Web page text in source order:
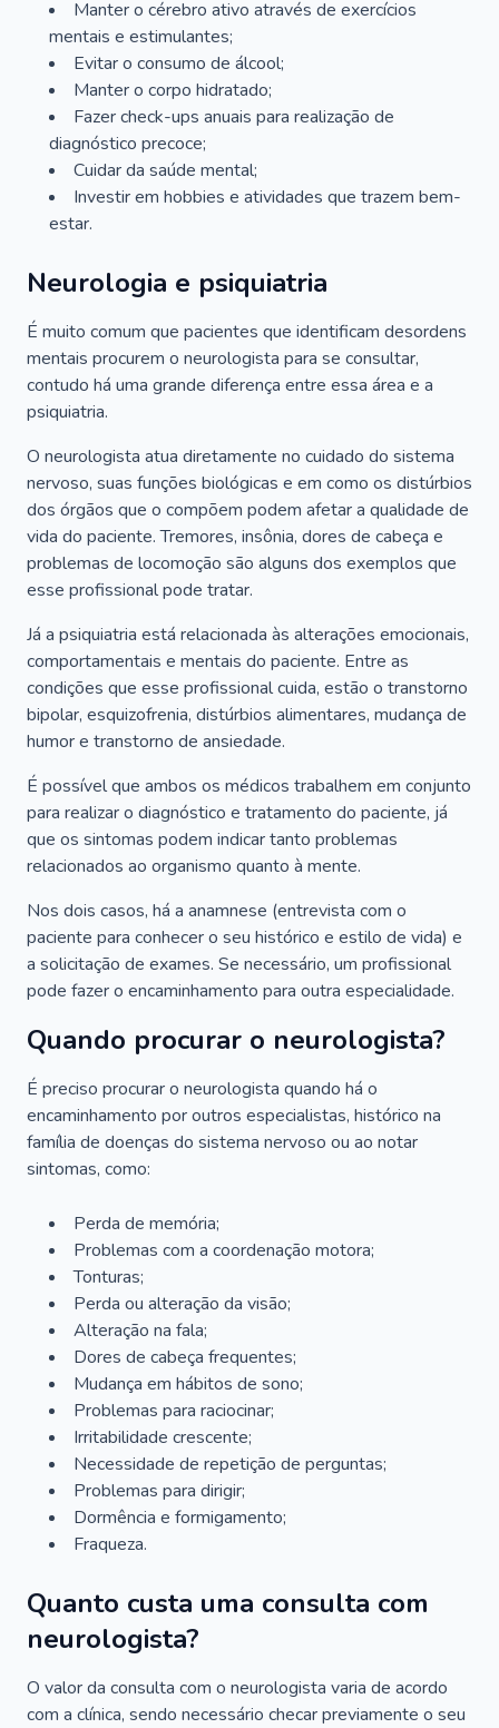
Manter o cérebro ativo através de exercícios
mentais e estimulantes;
Evitar o consumo de álcool;
Manter o corpo hidratado;
Fazer check-ups anuais para realização de
diagnóstico precoce;
Cuidar da saúde mental;
Investir em hobbies e atividades que trazem bem-
estar.
Neurologia e psiquiatria
É muito comum que pacientes que identificam desordens
mentais procurem o neurologista para se consultar,
contudo há uma grande diferença entre essa área e a
psiquiatria.
O neurologista atua diretamente no cuidado do sistema
nervoso, suas funções biológicas e em como os distúrbios
dos órgãos que o compõem podem afetar a qualidade de
vida do paciente. Tremores, insônia, dores de cabeça e
problemas de locomoção são alguns dos exemplos que
esse profissional pode tratar.
Já a psiquiatria está relacionada às alterações emocionais,
comportamentais e mentais do paciente. Entre as
condições que esse profissional cuida, estão o transtorno
bipolar, esquizofrenia, distúrbios alimentares, mudança de
humor e transtorno de ansiedade.
É possível que ambos os médicos trabalhem em conjunto
para realizar o diagnóstico e tratamento do paciente, já
que os sintomas podem indicar tanto problemas
relacionados ao organismo quanto à mente.
Nos dois casos, há a anamnese (entrevista com o
paciente para conhecer o seu histórico e estilo de vida) e
a solicitação de exames. Se necessário, um profissional
pode fazer o encaminhamento para outra especialidade.
Quando procurar o neurologista?
É preciso procurar o neurologista quando há o
encaminhamento por outros especialistas, histórico na
família de doenças do sistema nervoso ou ao notar
sintomas, como:
Perda de memória;
Problemas com a coordenação motora;
Tonturas;
Perda ou alteração da visão;
Alteração na fala;
Dores de cabeça frequentes;
Mudança em hábitos de sono;
Problemas para raciocinar;
Irritabilidade crescente;
Necessidade de repetição de perguntas;
Problemas para dirigir;
Dormência e formigamento;
Fraqueza.
Quanto custa uma consulta com
neurologista?
O valor da consulta com o neurologista varia de acordo
com a clínica, sendo necessário checar previamente o seu